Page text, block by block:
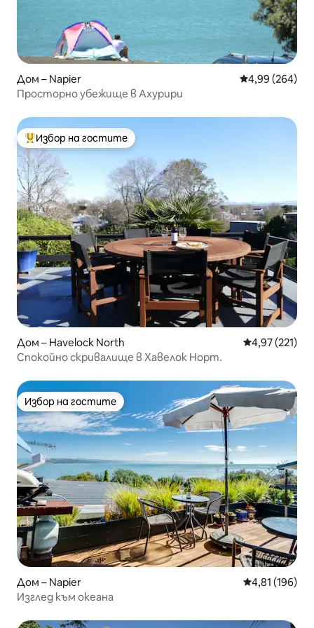
Дом – Napier Средна
4,99 (264)
Просторно убежище в Ахурири
Най-популярен избор на гостите
Избор на гостите
Дом – Havelock North Средна
4,97 (221)
Спокойно скривалище в Хавелок Норт.
Избор на гостите
Избор на гостите
Дом – Napier Средна
4,81 (196)
Изглед към океана